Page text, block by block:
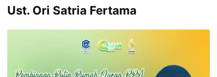
Ust. Ori Satria Fertama